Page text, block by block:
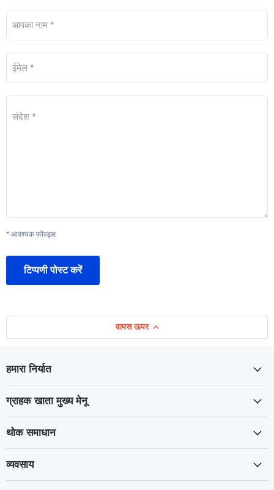
आपका नाम *
ईमेल *
संदेश *
* आवश्यक फील्ड्स
टिप्पणी पोस्ट करें
वापस ऊपर
हमारा निर्यात
ग्राहक खाता मुख्य मेनू
थोक समाधान
व्यवसाय